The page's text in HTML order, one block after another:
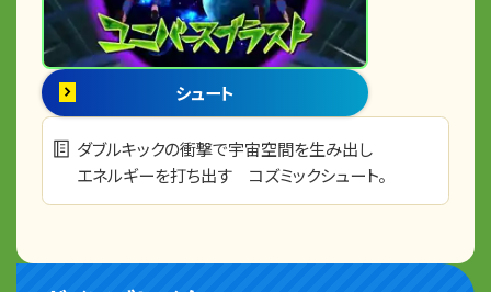
シュート
ダブルキックの衝撃で宇宙空間を生み出し
エネルギーを打ち出す コズミックシュート。